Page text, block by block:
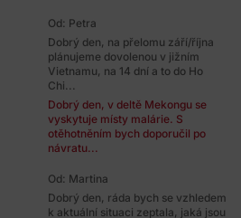
Od: Petra
Dobrý den, na přelomu září/října
plánujeme dovolenou v jižním
Vietnamu, na 14 dní a to do Ho
Chi...
Dobrý den, v deltě Mekongu se
vyskytuje místy malárie. S
otěhotněním bych doporučil po
návratu...
Od: Martina
Dobrý den, ráda bych se vzhledem
k aktuální situaci zeptala, jaká jsou